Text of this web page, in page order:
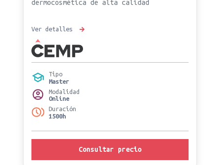
dermocosmética de alta calidad
Ver detalles
Tipo
Master
Modalidad
Online
Duración
1500h
Consultar precio